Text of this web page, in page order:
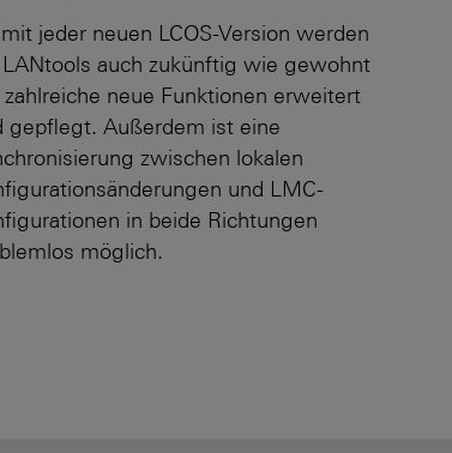
jeder neuen LCOS-Version werden
LANtools auch zukünftig wie gewohnt
zahlreiche neue Funktionen erweitert
gepflegt. Außerdem ist eine
zwischen lokalen
und LMC-
in beide Richtungen
möglich.